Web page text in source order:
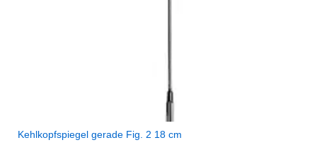
Kehlkopfspiegel gerade Fig. 2 18 cm